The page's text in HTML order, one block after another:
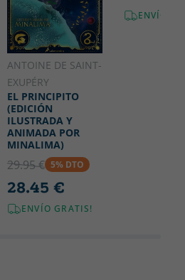
ANTOINE DE SAINT-
EXUPÉRY
EL PRINCIPITO
(EDICIÓN
ILUSTRADA Y
ANIMADA POR
MINALIMA)
29.95 € 5% DTO
28.45 €
ENVÍO GRATIS!
ENVÍO